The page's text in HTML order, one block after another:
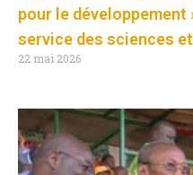
pour le développement
service des sciences
22 mai 2026